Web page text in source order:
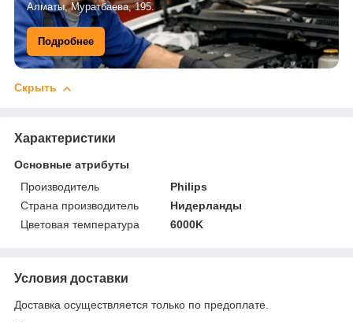
Алматы, Муратбаева, 195.
Подробнее
Скрыть
Характеристики
Основные атрибуты
Производитель
Philips
Страна производитель
Нидерланды
Цветовая температура
6000K
Условия доставки
Доставка осуществляется только по предоплате.